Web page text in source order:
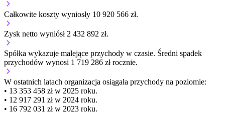
Całkowite koszty wyniosły 10 920 566 zł.
Zysk netto wyniósł 2 432 892 zł.
Spółka wykazuje malejące przychody w czasie. Średni spadek
przychodów wynosi 1 719 286 zł rocznie.
W ostatnich latach organizacja osiągała przychody na poziomie:
• 13 353 458 zł w 2025 roku.
• 12 917 291 zł w 2024 roku.
• 16 792 031 zł w 2023 roku.